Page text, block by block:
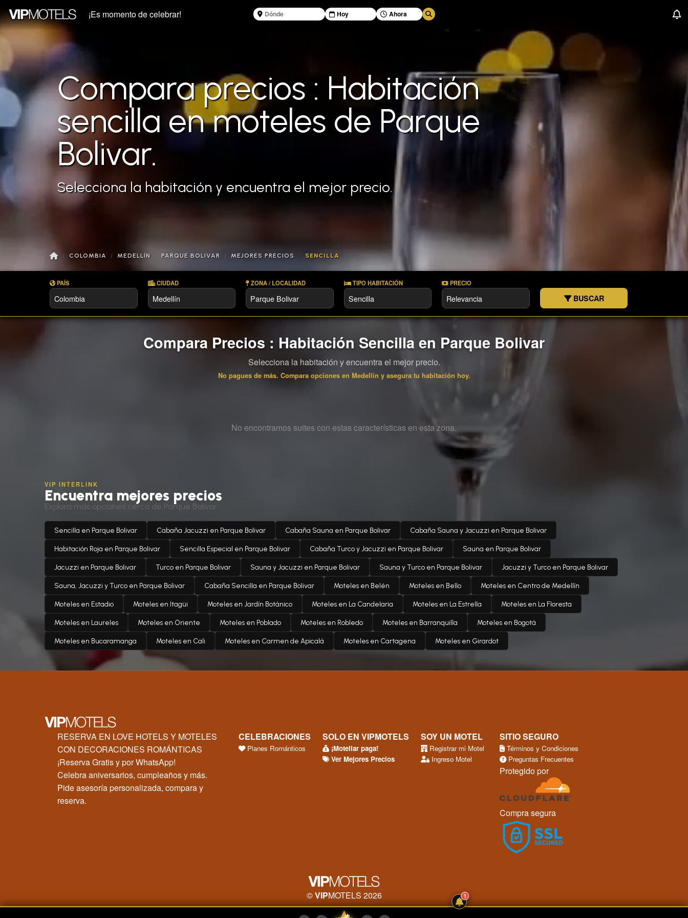
¡Es momento de celebrar!
Compara precios : Habitación
sencilla en moteles de Parque
Bolivar.
Selecciona la habitación y encuentra el mejor precio.
COLOMBIA MEDELLÍN PARQUE BOLIVAR MEJORES PRECIOS SENCILLA
PAÍS CIUDAD ZONA / LOCALIDAD TIPO HABITACIÓN PRECIO
BUSCAR
Compara Precios : Habitación Sencilla en Parque Bolivar
Selecciona la habitación y encuentra el mejor precio.
No pagues de más. Compara opciones en Medellín y asegura tu habitación hoy.
No encontramos suites con estas características en esta zona.
VIP INTERLINK
Encuentra mejores precios
Explora más opciones cerca de Parque Bolivar
Sencilla en Parque Bolivar Cabaña Jacuzzi en Parque Bolivar Cabaña Sauna en Parque Bolivar Cabaña Sauna y Jacuzzi en Parque Bolivar
Habitación Roja en Parque Bolivar Sencilla Especial en Parque Bolivar Cabaña Turco y Jacuzzi en Parque Bolivar Sauna en Parque Bolivar
Jacuzzi en Parque Bolivar Turco en Parque Bolivar Sauna y Jacuzzi en Parque Bolivar Sauna y Turco en Parque Bolivar Jacuzzi y Turco en Parque Bolivar
Sauna, Jacuzzi y Turco en Parque Bolivar Cabaña Sencilla en Parque Bolivar Moteles en Belén Moteles en Bello Moteles en Centro de Medellín
Moteles en Estadio Moteles en Itagüi Moteles en Jardín Botánico Moteles en La Candelaria Moteles en La Estrella Moteles en La Floresta
Moteles en Laureles Moteles en Oriente Moteles en Poblado Moteles en Robledo Moteles en Barranquilla Moteles en Bogotá
Moteles en Bucaramanga Moteles en Cali Moteles en Carmen de Apicalá Moteles en Cartagena Moteles en Girardot
RESERVA EN LOVE HOTELS Y MOTELES
CON DECORACIONES ROMÁNTICAS
¡Reserva Gratis y por WhatsApp!
Celebra aniversarios, cumpleaños y más.
Pide asesoría personalizada, compara y
reserva.
CELEBRACIONES
Planes Románticos
SOLO EN VIPMOTELS
¡Moteliar paga!
Ver Mejores Precios
SOY UN MOTEL
Registrar mi Motel
Ingreso Motel
SITIO SEGURO
Términos y Condiciones
Preguntas Frecuentes
Protegido por
Compra segura
©VIPMOTELS 2026 1